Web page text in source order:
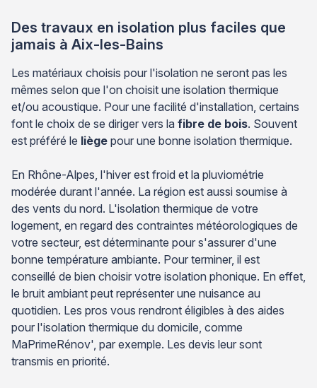
Des travaux en isolation plus faciles que
jamais à Aix-les-Bains
Les matériaux choisis pour l'isolation ne seront pas les
mêmes selon que l'on choisit une isolation thermique
et/ou acoustique. Pour une facilité d'installation, certains
font le choix de se diriger vers la fibre de bois. Souvent
est préféré le liège pour une bonne isolation thermique.
En Rhône-Alpes, l'hiver est froid et la pluviométrie
modérée durant l'année. La région est aussi soumise à
des vents du nord. L'isolation thermique de votre
logement, en regard des contraintes météorologiques de
votre secteur, est déterminante pour s'assurer d'une
bonne température ambiante. Pour terminer, il est
conseillé de bien choisir votre isolation phonique. En effet,
le bruit ambiant peut représenter une nuisance au
quotidien. Les pros vous rendront éligibles à des aides
pour l'isolation thermique du domicile, comme
MaPrimeRénov', par exemple. Les devis leur sont
transmis en priorité.